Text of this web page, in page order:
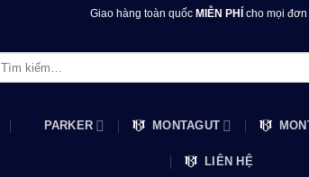
Giao hàng toàn quốc MIỄN PHÍ cho mọi đơn
PARKER MONTAGUT
LIÊN HỆ